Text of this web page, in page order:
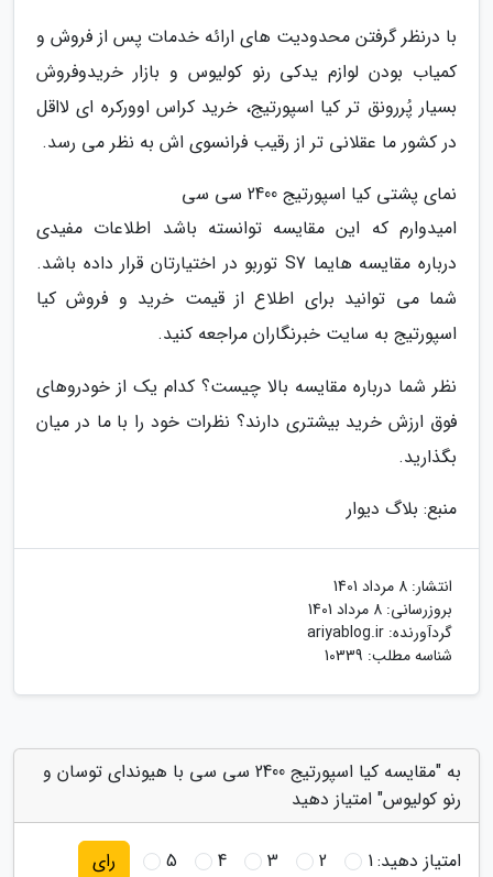
با درنظر گرفتن محدودیت های ارائه خدمات پس از فروش و
کمیاب بودن لوازم یدکی رنو کولیوس و بازار خریدوفروش
بسیار پُررونق تر کیا اسپورتیج، خرید کراس اوورکره ای لااقل
در کشور ما عقلانی تر از رقیب فرانسوی اش به نظر می رسد.
نمای پشتی کیا اسپورتیج 2400 سی سی
امیدوارم که این مقایسه توانسته باشد اطلاعات مفیدی
درباره مقایسه هایما S7 توربو در اختیارتان قرار داده باشد.
شما می توانید برای اطلاع از قیمت خرید و فروش کیا
اسپورتیج به سایت خبرنگاران مراجعه کنید.
نظر شما درباره مقایسه بالا چیست؟ کدام یک از خودروهای
فوق ارزش خرید بیشتری دارند؟ نظرات خود را با ما در میان
بگذارید.
منبع: بلاگ دیوار
انتشار: 8 مرداد 1401
بروزرسانی: 8 مرداد 1401
گردآورنده: ariyablog.ir
شناسه مطلب: 10339
به "مقایسه کیا اسپورتیج 2400 سی سی با هیوندای توسان و
رنو کولیوس" امتیاز دهید
امتیاز دهید:1
2
3
4
5 رای